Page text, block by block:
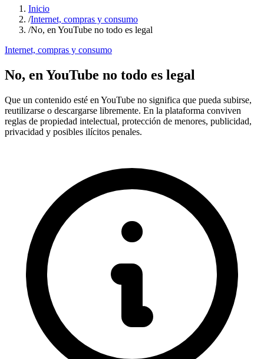
Inicio
/Internet, compras y consumo
/No, en YouTube no todo es legal
Internet, compras y consumo
No, en YouTube no todo es legal
Que un contenido esté en YouTube no significa que pueda subirse,
reutilizarse o descargarse libremente. En la plataforma conviven
reglas de propiedad intelectual, protección de menores, publicidad,
privacidad y posibles ilícitos penales.